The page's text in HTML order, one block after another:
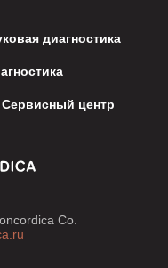
диагностика
Сервисный центр
Co.